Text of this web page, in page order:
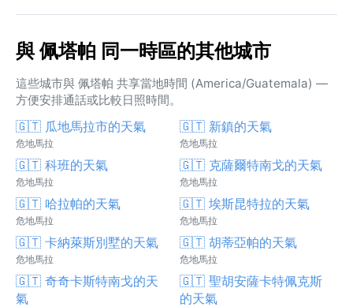
與 佩塔帕 同一時區的其他城市
這些城市與 佩塔帕 共享當地時間 (America/Guatemala) —
方便安排通話或比較日照時間。
🇬🇹 瓜地馬拉市的天氣
危地馬拉
🇬🇹 新鎮的天氣
危地馬拉
🇬🇹 科班的天氣
危地馬拉
🇬🇹 克薩爾特南戈的天氣
危地馬拉
🇬🇹 哈拉帕的天氣
危地馬拉
🇬🇹 埃斯昆特拉的天氣
危地馬拉
🇬🇹 卡納萊斯別墅的天氣
危地馬拉
🇬🇹 胡蒂亞帕的天氣
危地馬拉
🇬🇹 奇奇卡斯特南戈的天
氣
🇬🇹 聖胡安薩卡特佩克斯
的天氣